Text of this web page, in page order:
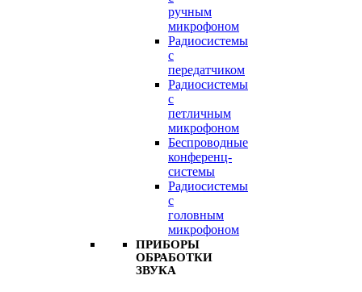
ручным
микрофоном
Радиосистемы
с
передатчиком
Радиосистемы
с
петличным
микрофоном
Беспроводные
конференц-
системы
Радиосистемы
с
головным
микрофоном
ПРИБОРЫ
ОБРАБОТКИ
ЗВУКА